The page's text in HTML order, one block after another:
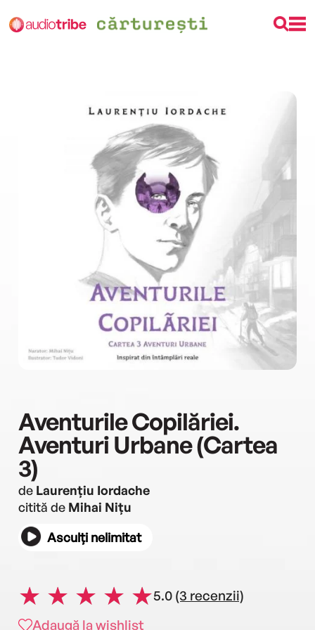
Aventurile Copilăriei.
Aventuri Urbane (Cartea
3)
de Laurențiu Iordache
citită de Mihai Nițu
Asculți nelimitat
5.0 (3 recenzii)
Adaugă la wishlist